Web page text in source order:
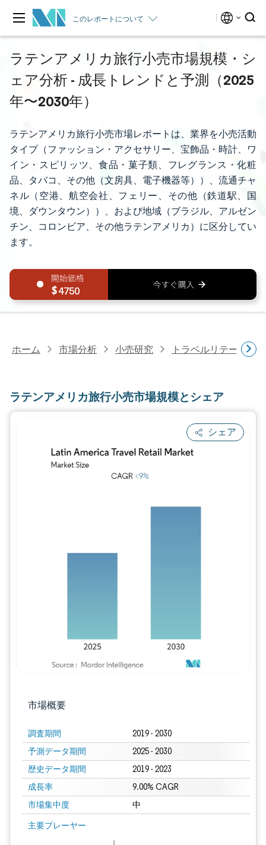
このレポートについて
ラテンアメリカ旅行小売市場規模・シ
ェア分析 - 成長トレンドと予測（2025
年〜2030年）
ラテンアメリカ旅行小売市場レポートは、業界を小売活動
タイプ（ファッション・アクセサリー、宝飾品・時計、ワ
イン・スピリッツ、食品・菓子類、フレグランス・化粧
品、タバコ、その他（文房具、電子機器等））、流通チャ
ネル（空港、航空会社、フェリー、その他（鉄道駅、国
境、ダウンタウン））、および地域（ブラジル、アルゼン
チン、コロンビア、その他ラテンアメリカ）に区分してい
ます。
4750
ホーム 市場分析 小売研究 トラベルリテール研究
ラテンアメリカ旅行小売市場規模とシェア
シェア
市場概要
調査期間 2019 - 2030
予測データ期間 2025 - 2030
歴史データ期間 2019 - 2023
成長率 9.00% CAGR
市場集中度 中
主要プレーヤー
画像 © Mordor Intelligence。再利用にはCC BY 4.0の表示が必要です。